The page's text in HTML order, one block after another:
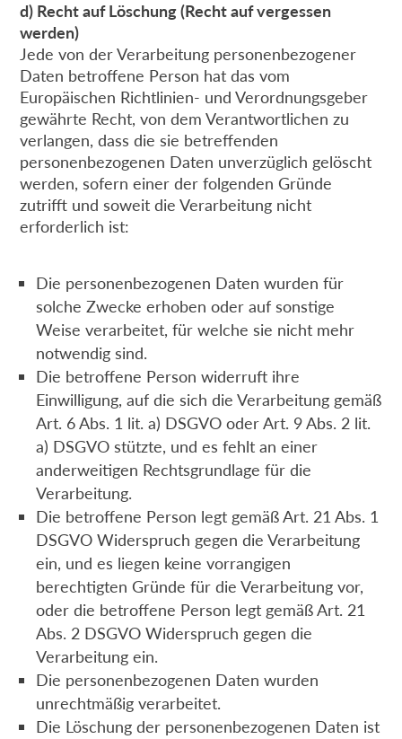
d) Recht auf Löschung (Recht auf vergessen
werden)
Jede von der Verarbeitung personenbezogener
Daten betroffene Person hat das vom
Europäischen Richtlinien- und Verordnungsgeber
gewährte Recht, von dem Verantwortlichen zu
verlangen, dass die sie betreffenden
personenbezogenen Daten unverzüglich gelöscht
werden, sofern einer der folgenden Gründe
zutrifft und soweit die Verarbeitung nicht
erforderlich ist:
Die personenbezogenen Daten wurden für
solche Zwecke erhoben oder auf sonstige
Weise verarbeitet, für welche sie nicht mehr
notwendig sind.
Die betroffene Person widerruft ihre
Einwilligung, auf die sich die Verarbeitung gemäß
Art. 6 Abs. 1 lit. a) DSGVO oder Art. 9 Abs. 2 lit.
a) DSGVO stützte, und es fehlt an einer
anderweitigen Rechtsgrundlage für die
Verarbeitung.
Die betroffene Person legt gemäß Art. 21 Abs. 1
DSGVO Widerspruch gegen die Verarbeitung
ein, und es liegen keine vorrangigen
berechtigten Gründe für die Verarbeitung vor,
oder die betroffene Person legt gemäß Art. 21
Abs. 2 DSGVO Widerspruch gegen die
Verarbeitung ein.
Die personenbezogenen Daten wurden
unrechtmäßig verarbeitet.
Die Löschung der personenbezogenen Daten ist